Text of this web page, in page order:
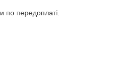
по передоплаті.